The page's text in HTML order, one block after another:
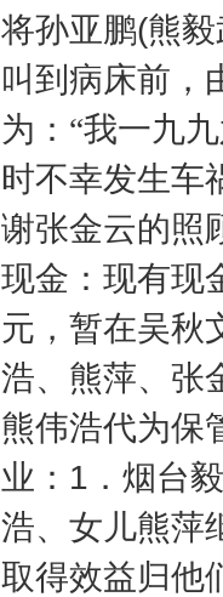
将孙亚鹏(熊
叫到病床前，
为：“我一九
时不幸发生车
谢张金云的照
现金：现有现
元，暂在吴秋
浩、熊萍、张
熊伟浩代为保
业： 1 ．烟台
浩、女儿熊萍
取得效益归他